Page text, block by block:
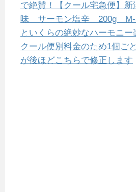
で絶賛！【クール宅急便】
味 サーモン塩辛 200g M-
といくらの絶妙なハーモニ
クール便別料金のため1個ご
が後ほどこちらで修正します